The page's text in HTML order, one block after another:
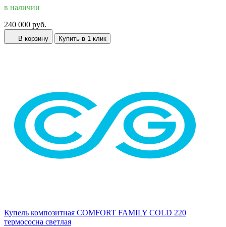
в наличии
240 000 руб.
В корзину Купить в 1 клик
Купель композитная COMFORT FAMILY COLD 220
термососна светлая